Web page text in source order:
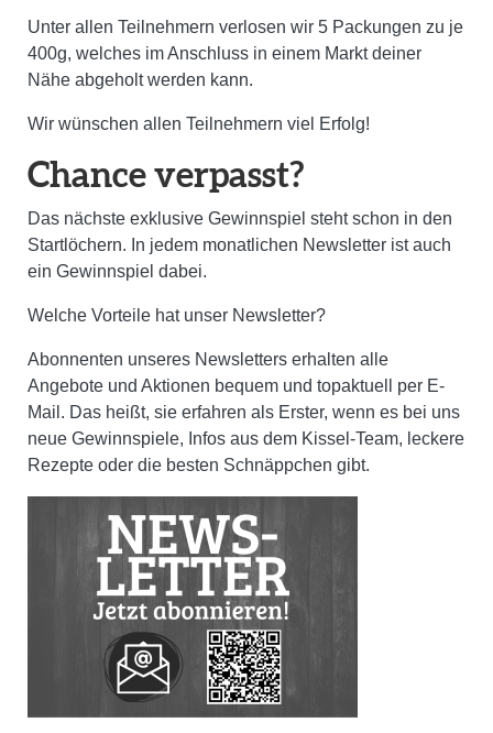
Unter allen Teilnehmern verlosen wir 5 Packungen zu je
400g, welches im Anschluss in einem Markt deiner
Nähe abgeholt werden kann.
Wir wünschen allen Teilnehmern viel Erfolg!
Chance verpasst?
Das nächste exklusive Gewinnspiel steht schon in den
Startlöchern. In jedem monatlichen Newsletter ist auch
ein Gewinnspiel dabei.
Welche Vorteile hat unser Newsletter?
Abonnenten unseres Newsletters erhalten alle
Angebote und Aktionen bequem und topaktuell per E-
Mail. Das heißt, sie erfahren als Erster, wenn es bei uns
neue Gewinnspiele, Infos aus dem Kissel-Team, leckere
Rezepte oder die besten Schnäppchen gibt.